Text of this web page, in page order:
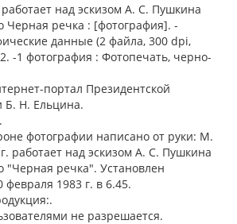
над эскизом А. С. Пушкина
Черная речка : [фотография]. -
данные (2 файла, 300 dpi,
-1 фотография : Фотопечать, черно-
портал Президентской
Б. Н. Ельцина.
фотографии написано от руки: М.
работает над эскизом А. С. Пушкина
"Черная речка". Установлен
февраля 1983 г. в 6.45.
не разрешается.